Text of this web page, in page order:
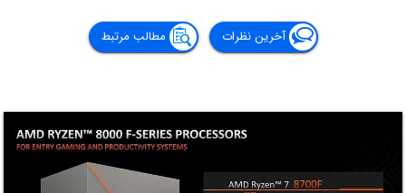
آخرین نظرات مطالب مرتبط